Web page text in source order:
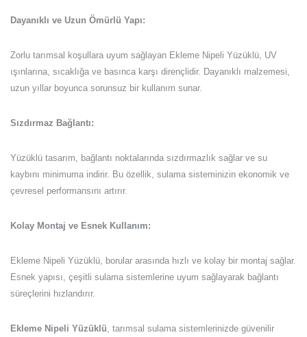
Dayanıklı ve Uzun Ömürlü Yapı:
Zorlu tarımsal koşullara uyum sağlayan Ekleme Nipeli Yüzüklü, UV
ışınlarına, sıcaklığa ve basınca karşı dirençlidir. Dayanıklı malzemesi,
uzun yıllar boyunca sorunsuz bir kullanım sunar.
Sızdırmaz Bağlantı:
Yüzüklü tasarım, bağlantı noktalarında sızdırmazlık sağlar ve su
kaybını minimuma indirir. Bu özellik, sulama sisteminizin ekonomik ve
çevresel performansını artırır.
Kolay Montaj ve Esnek Kullanım:
Ekleme Nipeli Yüzüklü, borular arasında hızlı ve kolay bir montaj sağlar.
Esnek yapısı, çeşitli sulama sistemlerine uyum sağlayarak bağlantı
süreçlerini hızlandırır.
Ekleme Nipeli Yüzüklü , tarımsal sulama sistemlerinizde güvenilir